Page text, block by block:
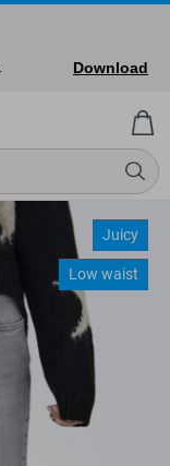
Juicy
Low waist
Download